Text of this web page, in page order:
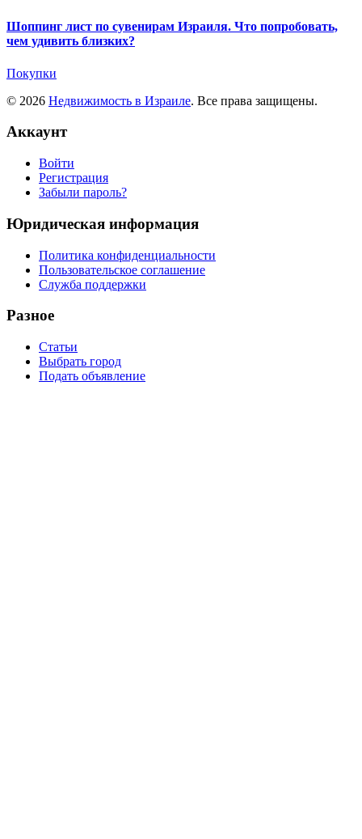
Шоппинг лист по сувенирам Израиля. Что попробовать,
чем удивить близких?
Покупки
© 2026 Недвижимость в Израиле. Все права защищены.
Аккаунт
Войти
Регистрация
Забыли пароль?
Юридическая информация
Политика конфиденциальности
Пользовательское соглашение
Служба поддержки
Разное
Статьи
Выбрать город
Подать объявление